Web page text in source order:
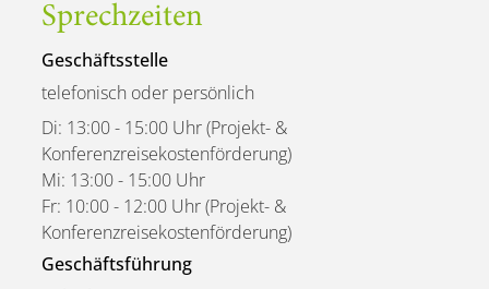
Sprechzeiten
Geschäftsstelle
telefonisch oder persönlich
Di: 13:00 - 15:00 Uhr (Projekt- &
Konferenzreisekostenförderung)
Mi: 13:00 - 15:00 Uhr
Fr: 10:00 - 12:00 Uhr (Projekt- &
Konferenzreisekostenförderung)
Geschäftsführung